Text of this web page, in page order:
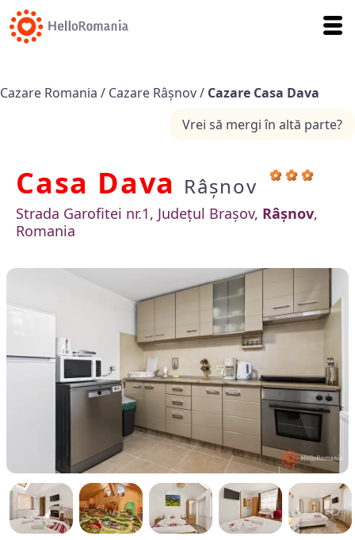
Cazare Romania / Cazare Râșnov/ Cazare Casa Dava
Vrei să mergi în altă parte?
Casa Dava Râșnov
Strada Garofitei nr.1, Județul Brașov, Râșnov,
Romania